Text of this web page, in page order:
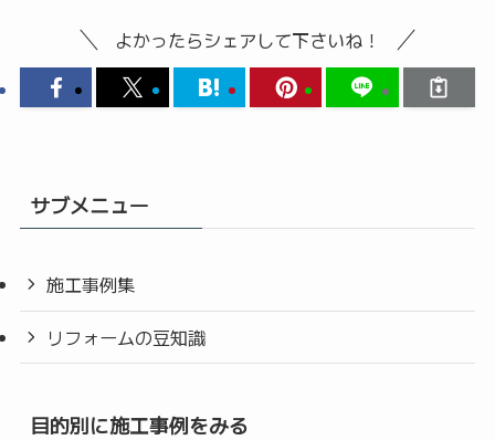
よかったらシェアして下さいね！
サブメニュー
施工事例集
リフォームの豆知識
目的別に施工事例をみる